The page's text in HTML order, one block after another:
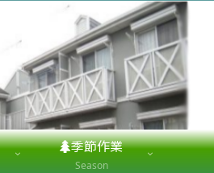
季節作業
Season